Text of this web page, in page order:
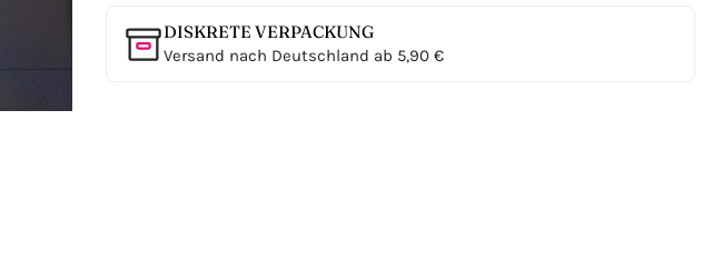
DISKRETE VERPACKUNG
Versand nach Deutschland ab 5,90 €